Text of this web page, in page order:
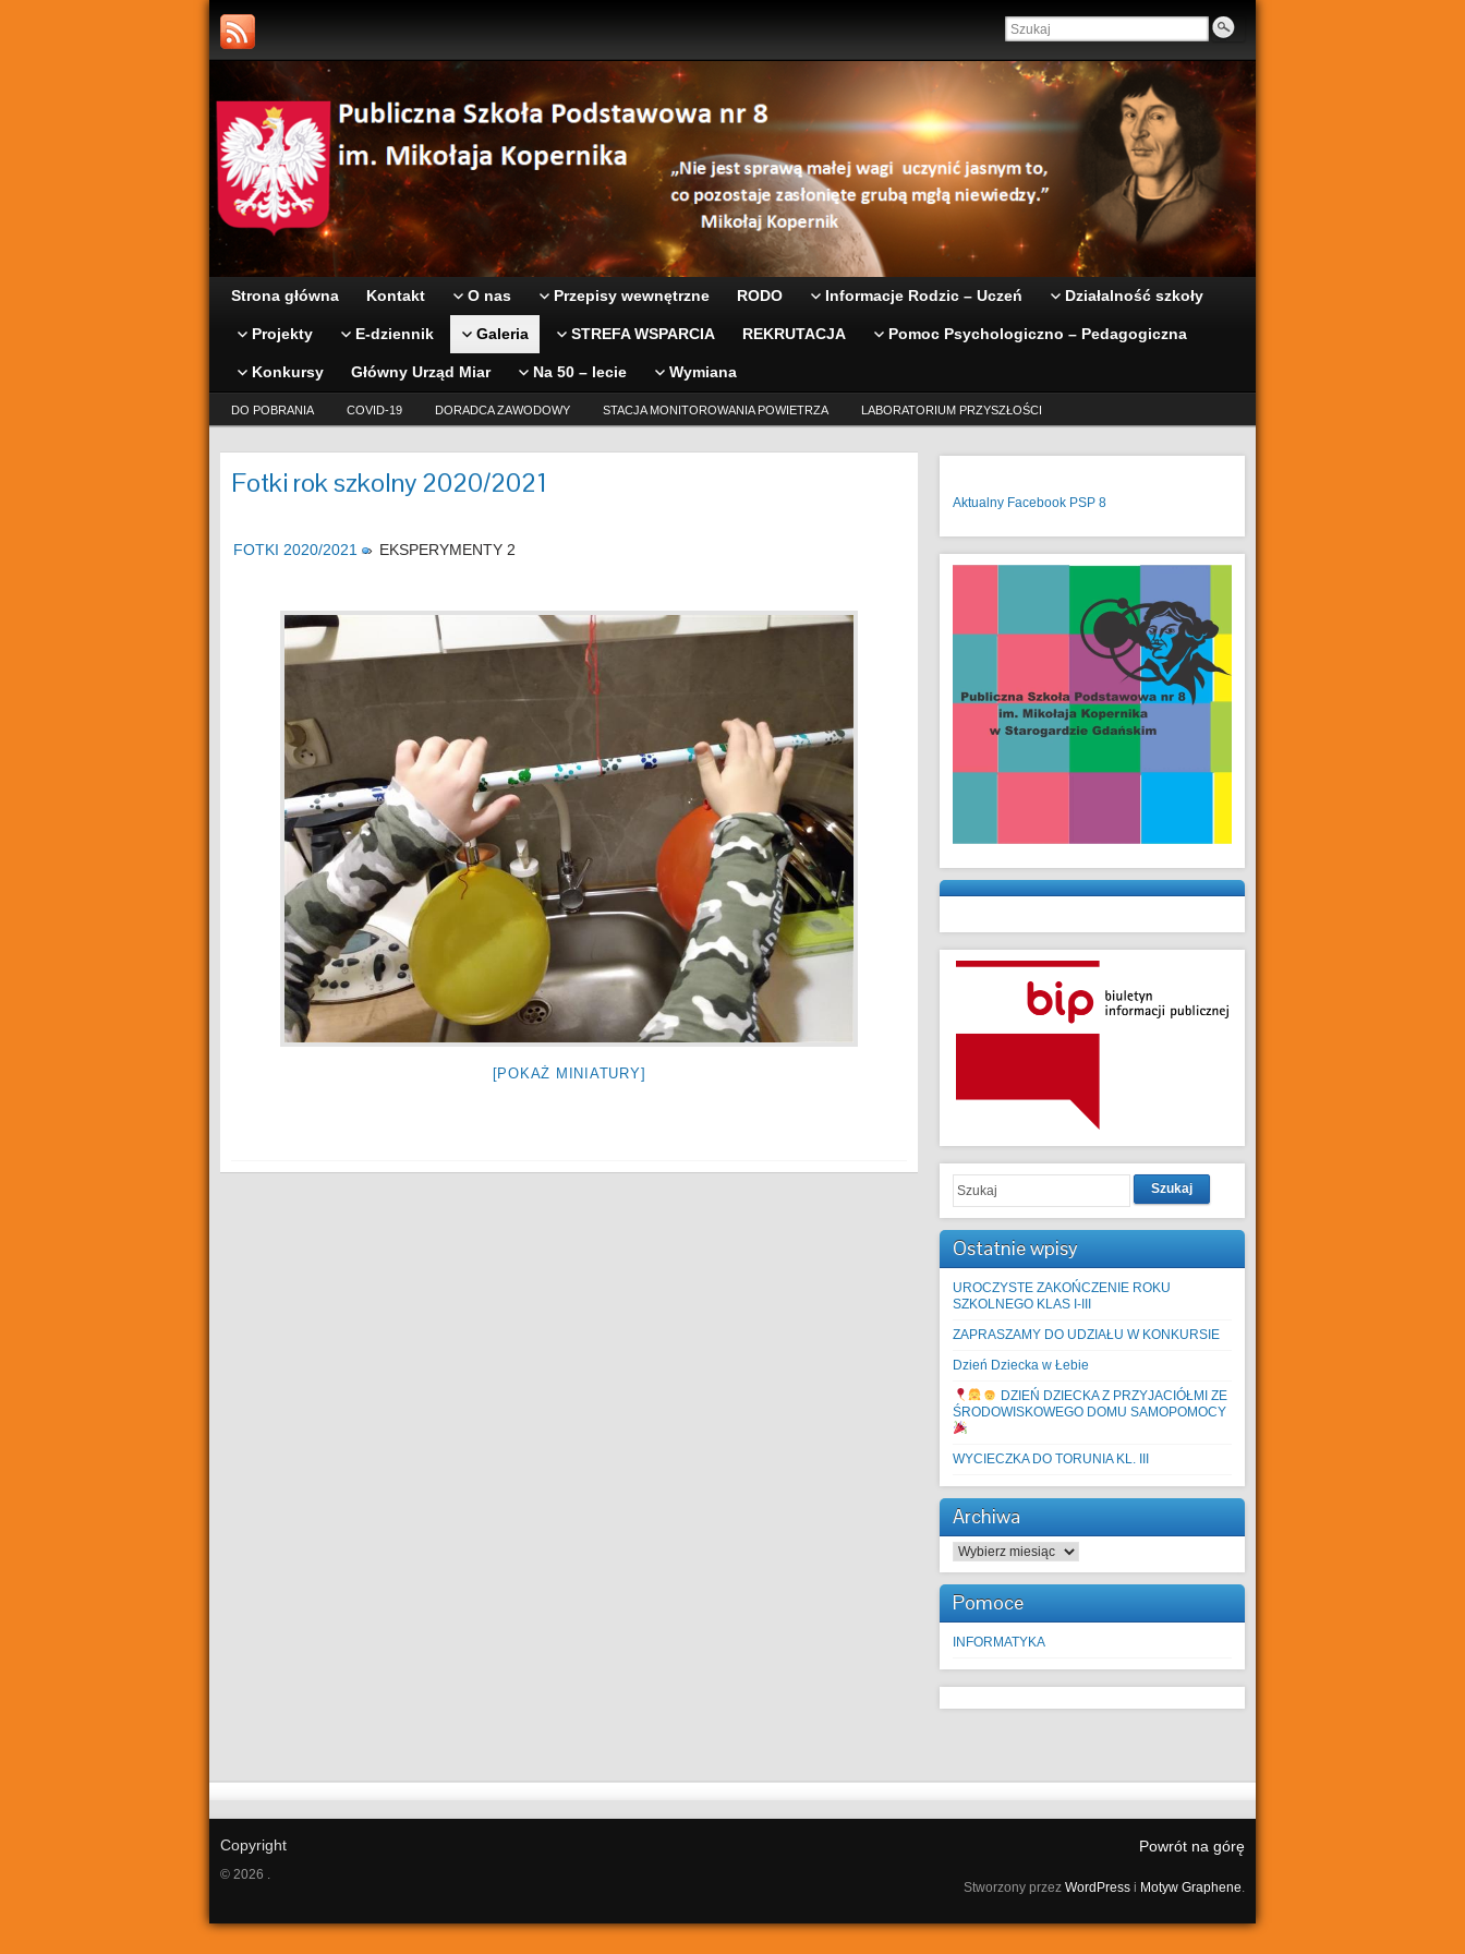
Strona główna Kontakt O nas Przepisy wewnętrzne RODO Informacje Rodzic – Uczeń Działalność szkoły
Projekty E-dziennik Galeria STREFA WSPARCIA REKRUTACJA Pomoc Psychologiczno – Pedagogiczna
Konkursy Główny Urząd Miar Na 50 – lecie Wymiana
DO POBRANIA COVID-19 DORADCA ZAWODOWY STACJA MONITOROWANIA POWIETRZA LABORATORIUM PRZYSZŁOŚCI
Fotki rok szkolny 2020/2021
FOTKI 2020/2021 » EKSPERYMENTY 2
[POKAŻ MINIATURY]
Aktualny Facebook PSP 8
Szukaj
Ostatnie wpisy
UROCZYSTE ZAKOŃCZENIE ROKU
SZKOLNEGO KLAS I-III
ZAPRASZAMY DO UDZIAŁU W KONKURSIE
Dzień Dziecka w Łebie
DZIEŃ DZIECKA Z PRZYJACIÓŁMI ZE
ŚRODOWISKOWEGO DOMU SAMOPOMOCY
WYCIECZKA DO TORUNIA KL. III
Archiwa
Archiwa
Pomoce
INFORMATYKA
Copyright
© 2026 .
Powrót na górę
Stworzony przez WordPress i Motyw Graphene